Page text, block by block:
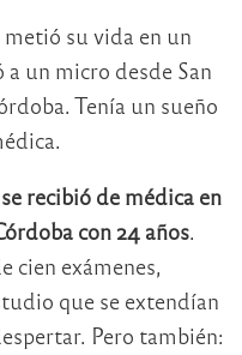
metió su vida en un
a un micro desde San
Tenía un sueño
recibió de médica en
con 24 años.
cien exámenes,
que se extendían
Pero también: